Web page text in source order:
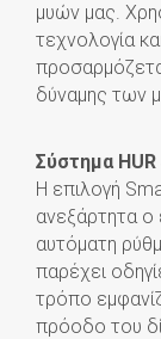
μυών μας.
τεχνολογία
δύναμης των
Σύστημα
Η επιλογή
ανεξάρτητα
αυτόματη
παρέχει
τρόπο
πρόοδο του